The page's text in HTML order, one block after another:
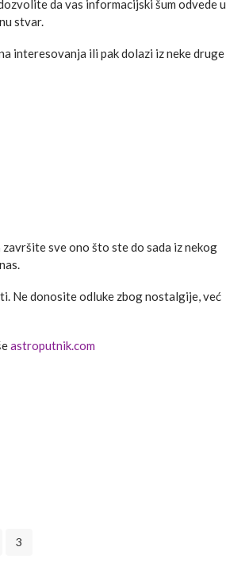
da vas informacijski šum odvede u
stvar.
interesovanja ili pak dolazi iz neke druge
sve ono što ste do sada iz nekog
Ne donosite odluke zbog nostalgije, već
astroputnik.com
3